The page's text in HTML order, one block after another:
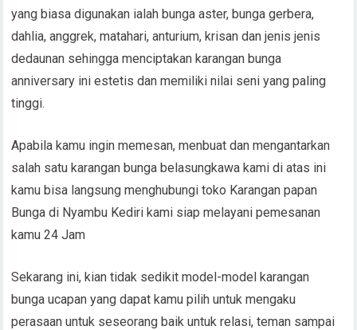
yang biasa digunakan ialah bunga aster, bunga gerbera,
dahlia, anggrek, matahari, anturium, krisan dan jenis jenis
dedaunan sehingga menciptakan karangan bunga
anniversary ini estetis dan memiliki nilai seni yang paling
tinggi.
Apabila kamu ingin memesan, menbuat dan mengantarkan
salah satu karangan bunga belasungkawa kami di atas ini
kamu bisa langsung menghubungi toko Karangan papan
Bunga di Nyambu Kediri kami siap melayani pemesanan
kamu 24 Jam
Sekarang ini, kian tidak sedikit model-model karangan
bunga ucapan yang dapat kamu pilih untuk mengaku
perasaan untuk seseorang baik untuk relasi, teman sampai